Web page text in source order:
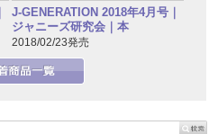
J-GENERATION 2018年4月号｜
ジャニーズ研究会｜本
2018/02/23発売